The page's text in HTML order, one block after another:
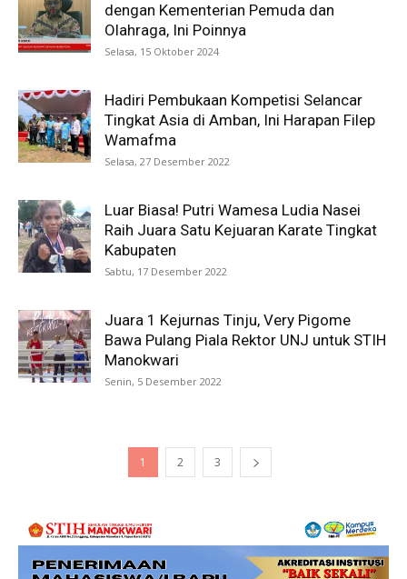
dengan Kementerian Pemuda dan
Olahraga, Ini Poinnya
Selasa, 15 Oktober 2024
Hadiri Pembukaan Kompetisi Selancar
Tingkat Asia di Amban, Ini Harapan Filep
Wamafma
Selasa, 27 Desember 2022
Luar Biasa! Putri Wamesa Ludia Nasei
Raih Juara Satu Kejuaran Karate Tingkat
Kabupaten
Sabtu, 17 Desember 2022
Juara 1 Kejurnas Tinju, Very Pigome
Bawa Pulang Piala Rektor UNJ untuk STIH
Manokwari
Senin, 5 Desember 2022
1 2 3